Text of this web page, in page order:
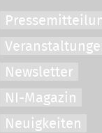
Newsletter
NI-Magazin
Neuigkeiten